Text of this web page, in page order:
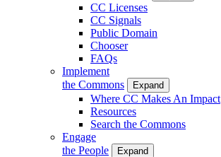
CC Licenses
CC Signals
Public Domain
Chooser
FAQs
Implement
the Commons
Expand
Where CC Makes An Impact
Resources
Search the Commons
Engage
the People
Expand